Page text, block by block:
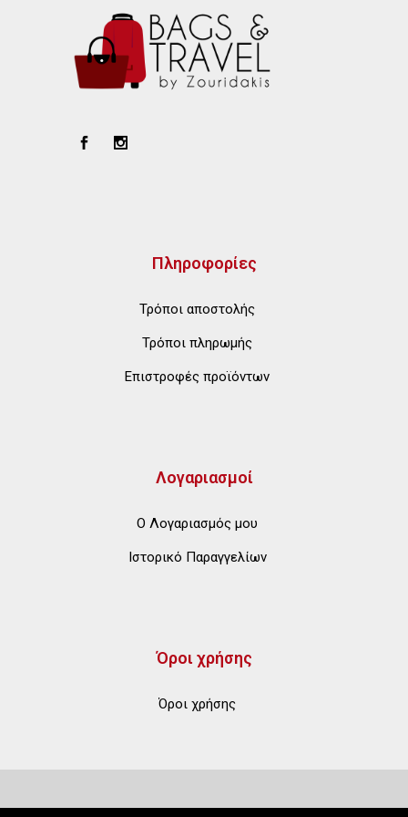
Πληροφορίες
Τρόποι αποστολής
Τρόποι πληρωμής
Επιστροφές προϊόντων
Λογαριασμοί
Ο Λογαριασμός μου
Ιστορικό Παραγγελίων
Όροι χρήσης
Όροι χρήσης